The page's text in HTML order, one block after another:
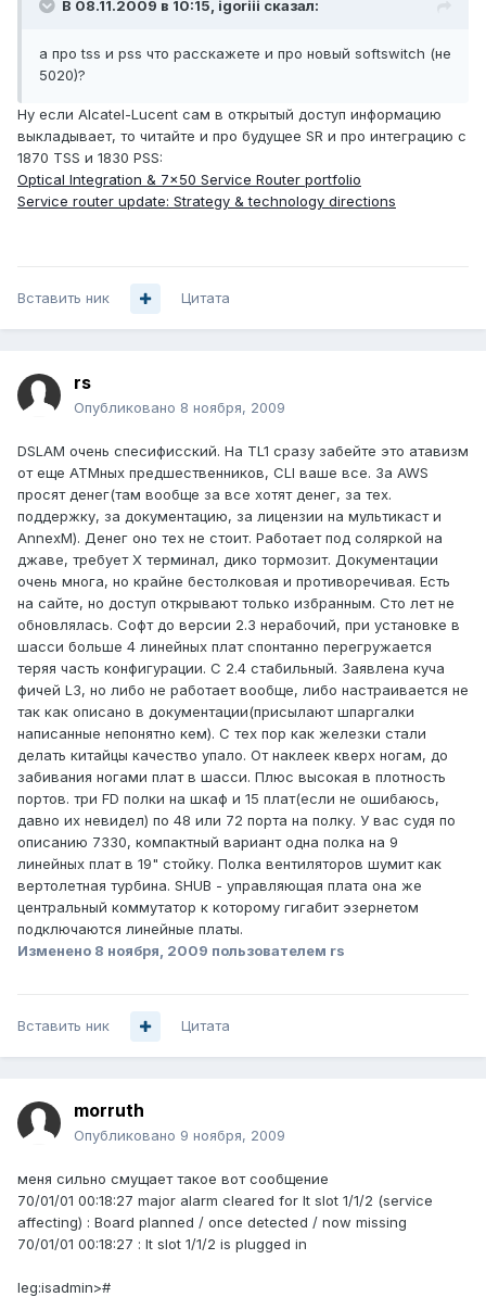
В 08.11.2009 в 10:15, igoriii сказал:
а про tss и pss что расскажете и про новый softswitch (не
5020)?
Ну если Alcatel-Lucent сам в открытый доступ информацию
выкладывает, то читайте и про будущее SR и про интеграцию с
1870 TSS и 1830 PSS:
Optical Integration & 7x50 Service Router portfolio
Service router update: Strategy & technology directions
Вставить ник Цитата
rs
Опубликовано 8 ноября, 2009
DSLAM очень спесифисский. На TL1 сразу забейте это атавизм
от еще АТМных предшественников, CLI ваше все. За AWS
просят денег(там вообще за все хотят денег, за тех.
поддержку, за документацию, за лицензии на мультикаст и
AnnexM). Денег оно тех не стоит. Работает под соляркой на
джаве, требует Х терминал, дико тормозит. Документации
очень многа, но крайне бестолковая и противоречивая. Есть
на сайте, но доступ открывают только избранным. Сто лет не
обновлялась. Софт до версии 2.3 нерабочий, при установке в
шасси больше 4 линейных плат спонтанно перегружается
теряя часть конфигурации. С 2.4 стабильный. Заявлена куча
фичей L3, но либо не работает вообще, либо настраивается не
так как описано в документации(присылают шпаргалки
написанные непонятно кем). С тех пор как железки стали
делать китайцы качество упало. От наклеек кверх ногам, до
забивания ногами плат в шасси. Плюс высокая в плотность
портов. три FD полки на шкаф и 15 плат(если не ошибаюсь,
давно их невидел) по 48 или 72 порта на полку. У вас судя по
описанию 7330, компактный вариант одна полка на 9
линейных плат в 19" стойку. Полка вентиляторов шумит как
вертолетная турбина. SHUB - управляющая плата она же
центральный коммутатор к которому гигабит эзернетом
подключаются линейные платы.
Изменено 8 ноября, 2009 пользователем rs
Вставить ник Цитата
morruth
Опубликовано 9 ноября, 2009
меня сильно смущает такое вот сообщение
70/01/01 00:18:27 major alarm cleared for lt slot 1/1/2 (service
affecting) : Board planned / once detected / now missing
70/01/01 00:18:27 : lt slot 1/1/2 is plugged in
leg:isadmin>#